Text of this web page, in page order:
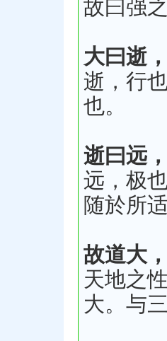
故曰强
大曰逝，
逝，行
也。
逝曰远
远，极
随於所
故道大
天地之
大。与